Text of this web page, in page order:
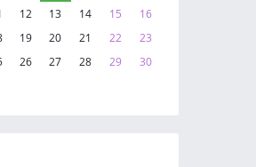
12 13 14 15
16
19 20 21 22
23
26 27 28 29
30